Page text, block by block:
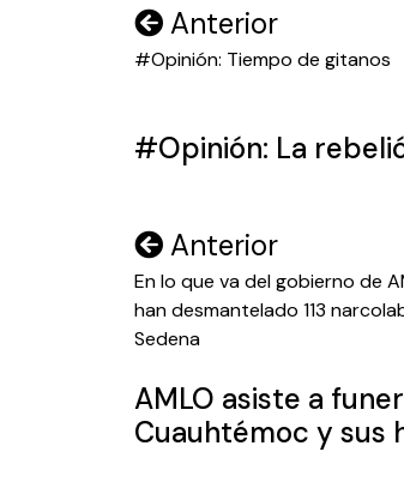
Navegación
de
Anterior
#Opinión: Tiempo de gitanos
#Opinión: La
Navegación
de
entradas
Anterior
En lo que va del gobierno de
han desmantelado 113
Sedena
AMLO asiste a
Cuauhtémoc y sus